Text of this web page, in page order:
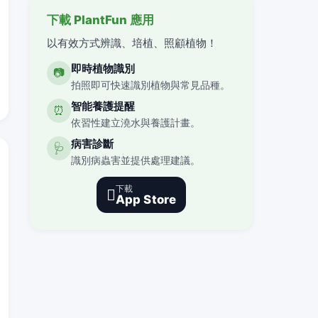
下載 PlantFun 應用
以有效方式辨識、培植、照顧植物！
📷 即時植物識別
拍照即可快速識別植物與常見品種。
⏰ 智能養護提醒
依習性建立澆水與養護計畫。
🩺 病害診斷
識別病蟲害並提供處理建議。
下載
App Store